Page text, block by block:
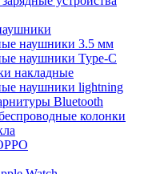
наушники 3.5 мм
наушники Type-C
накладные
наушники lightning
Bluetooth
колонки